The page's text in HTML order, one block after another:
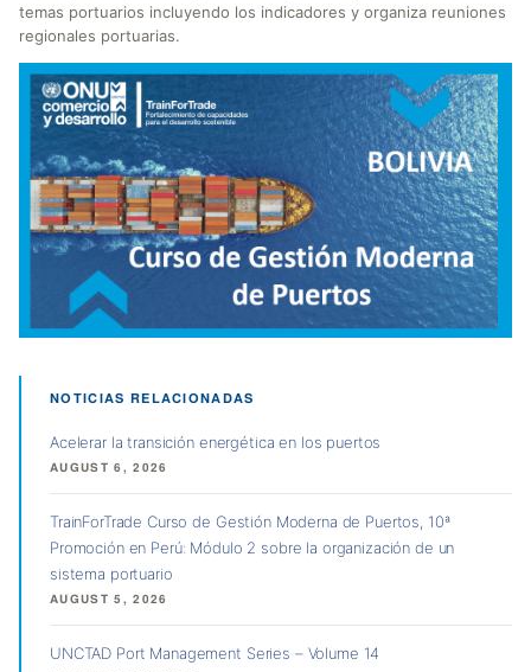
temas portuarios incluyendo los indicadores y organiza reuniones
regionales portuarias.
NOTICIAS RELACIONADAS
Acelerar la transición energética en los puertos
AUGUST 6, 2026
TrainForTrade Curso de Gestión Moderna de Puertos, 10ª
Promoción en Perú: Módulo 2 sobre la organización de un
sistema portuario
AUGUST 5, 2026
UNCTAD Port Management Series – Volume 14